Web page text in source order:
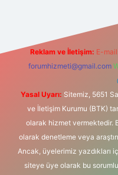
Reklam ve İletişim: E-mail:
forumhizmeti@gmail.com
Yasal Uyarı: Sitemiz, 5651
ve İletişim Kurumu (BTK)
olarak hizmet vermektedir.
olarak denetleme veya
Ancak, üyelerimiz yazdıkları
siteye üye olarak bu